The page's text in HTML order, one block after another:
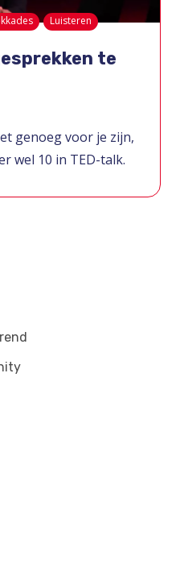
Luisteren
te
genoeg voor je zijn,
wel 10 in TED-talk.